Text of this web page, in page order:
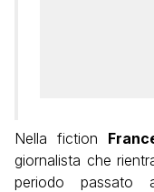
Nella fiction
giornalista che
periodo